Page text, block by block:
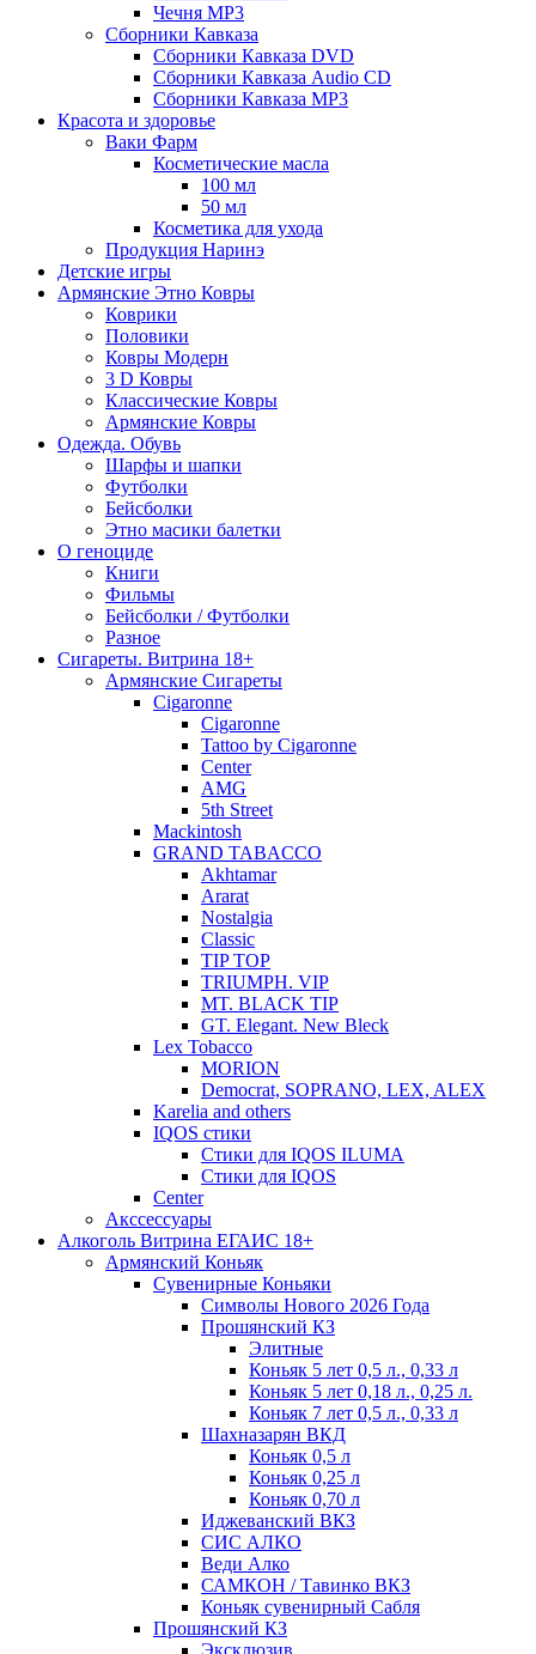
Чечня MP3
Сборники Кавказа
Сборники Кавказа DVD
Сборники Кавказа Audio CD
Сборники Кавказа MP3
Красота и здоровье
Ваки Фарм
Косметические масла
100 мл
50 мл
Косметика для ухода
Продукция Наринэ
Детские игры
Армянские Этно Ковры
Коврики
Половики
Ковры Модерн
3 D Ковры
Классические Ковры
Армянские Ковры
Одежда. Обувь
Шарфы и шапки
Футболки
Бейсболки
Этно масики балетки
О геноциде
Книги
Фильмы
Бейсболки / Футболки
Разное
Сигареты. Витрина 18+
Армянские Сигареты
Cigaronne
Cigaronne
Tattoo by Cigaronne
Center
AMG
5th Street
Mackintosh
GRAND TABACCO
Akhtamar
Ararat
Nostalgia
Classic
TIP TOP
TRIUMPH. VIP
MT. BLACK TIP
GT. Elegant. New Bleck
Lex Tobacco
MORION
Democrat, SOPRANO, LEX, ALEX
Karelia and others
IQOS стики
Стики для IQOS ILUMA
Стики для IQOS
Сenter
Акссессуары
Алкоголь Витрина ЕГАИС 18+
Армянский Коньяк
Сувенирные Коньяки
Символы Нового 2026 Года
Прошянский КЗ
Элитные
Коньяк 5 лет 0,5 л., 0,33 л
Коньяк 5 лет 0,18 л., 0,25 л.
Коньяк 7 лет 0,5 л., 0,33 л
Шахназарян ВКД
Коньяк 0,5 л
Коньяк 0,25 л
Коньяк 0,70 л
Иджеванский ВКЗ
СИС АЛКО
Веди Алко
САМКОН / Тавинко ВКЗ
Коньяк сувенирный Сабля
Прошянский КЗ
Эксклюзив